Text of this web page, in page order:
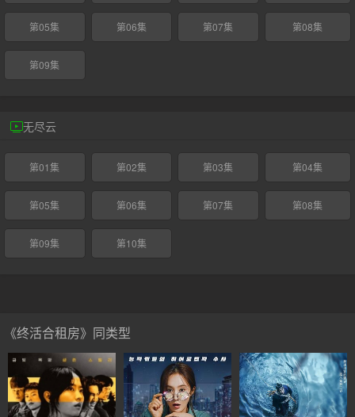
第05集 第06集 第07集 第08集
第09集
无尽云
第01集 第02集 第03集 第04集
第05集 第06集 第07集 第08集
第09集 第10集
《终活合租房》同类型